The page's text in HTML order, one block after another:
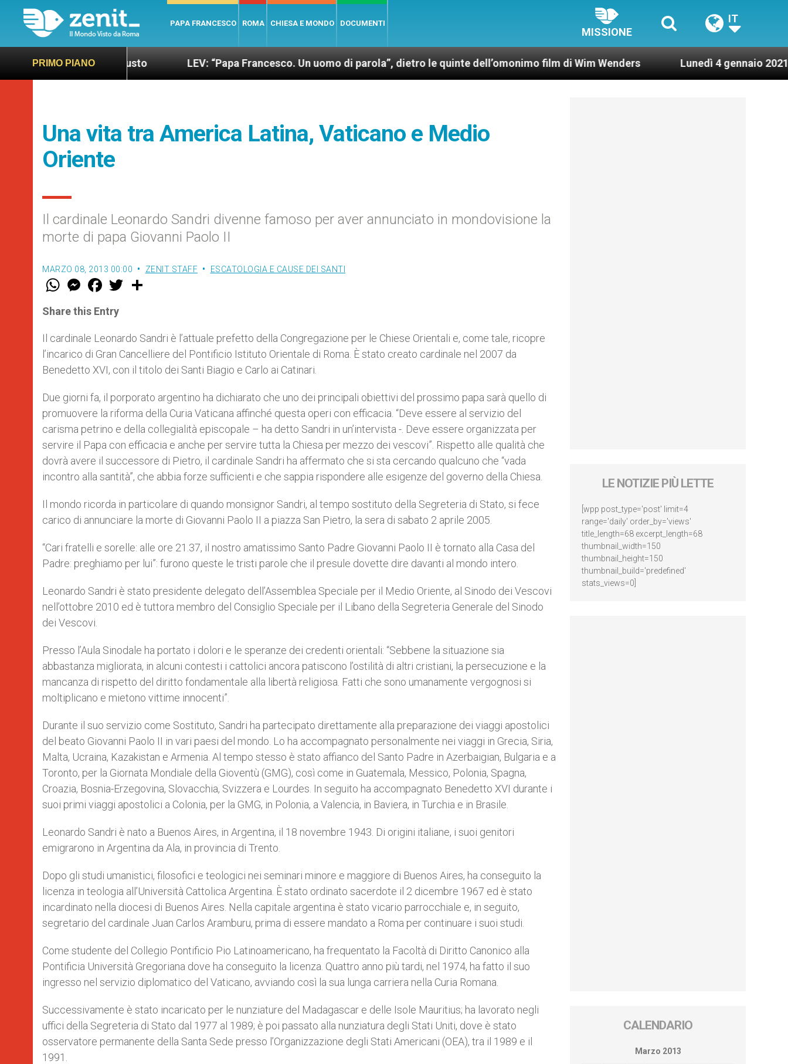
PAPA FRANCESCO ROMA CHIESA E MONDO DOCUMENTI
MISSIONE
IT
PRIMO PIANO
sano e giusto LEV: “Papa Francesco. Un uomo di parola”, dietro le quinte dell’omonimo film di Wim Wenders Lunedì 4 gennaio 2021: Possesso
Una vita tra America Latina, Vaticano e Medio
Oriente
Il cardinale Leonardo Sandri divenne famoso per aver annunciato in mondovisione la
morte di papa Giovanni Paolo II
MARZO 08, 2013 00:00 ZENIT STAFF ESCATOLOGIA E CAUSE DEI SANTI
W
t
s
p
p
M
e
s
e
g
e
r
F
a
e
b
o
k
w
r
Share this Entry
Il cardinale Leonardo Sandri è l’attuale prefetto della Congregazione per le Chiese Orientali e, come tale, ricopre
l’incarico di Gran Cancelliere del Pontificio Istituto Orientale di Roma. È stato creato cardinale nel 2007 da
Benedetto XVI, con il titolo dei Santi Biagio e Carlo ai Catinari.
Due giorni fa, il porporato argentino ha dichiarato che uno dei principali obiettivi del prossimo papa sarà quello di
promuovere la riforma della Curia Vaticana affinché questa operi con efficacia. “Deve essere al servizio del
carisma petrino e della collegialità episcopale – ha detto Sandri in un’intervista -. Deve essere organizzata per
servire il Papa con efficacia e anche per servire tutta la Chiesa per mezzo dei vescovi”. Rispetto alle qualità che
dovrà avere il successore di Pietro, il cardinale Sandri ha affermato che si sta cercando qualcuno che “vada
incontro alla santità”, che abbia forze sufficienti e che sappia rispondere alle esigenze del governo della Chiesa.
Il mondo ricorda in particolare di quando monsignor Sandri, al tempo sostituto della Segreteria di Stato, si fece
carico di annunciare la morte di Giovanni Paolo II a piazza San Pietro, la sera di sabato 2 aprile 2005.
“Cari fratelli e sorelle: alle ore 21.37, il nostro amatissimo Santo Padre Giovanni Paolo II è tornato alla Casa del
Padre: preghiamo per lui”: furono queste le tristi parole che il presule dovette dire davanti al mondo intero.
Leonardo Sandri è stato presidente delegato dell’Assemblea Speciale per il Medio Oriente, al Sinodo dei Vescovi
nell’ottobre 2010 ed è tuttora membro del Consiglio Speciale per il Libano della Segreteria Generale del Sinodo
dei Vescovi.
Presso l’Aula Sinodale ha portato i dolori e le speranze dei credenti orientali: “Sebbene la situazione sia
abbastanza migliorata, in alcuni contesti i cattolici ancora patiscono l’ostilità di altri cristiani, la persecuzione e la
mancanza di rispetto del diritto fondamentale alla libertà religiosa. Fatti che sono umanamente vergognosi si
moltiplicano e mietono vittime innocenti”.
Durante il suo servizio come Sostituto, Sandri ha partecipato direttamente alla preparazione dei viaggi apostolici
del beato Giovanni Paolo II in vari paesi del mondo. Lo ha accompagnato personalmente nei viaggi in Grecia, Siria,
Malta, Ucraina, Kazakistan e Armenia. Al tempo stesso è stato affianco del Santo Padre in Azerbaigian, Bulgaria e a
Toronto, per la Giornata Mondiale della Gioventù (GMG), così come in Guatemala, Messico, Polonia, Spagna,
Croazia, Bosnia-Erzegovina, Slovacchia, Svizzera e Lourdes. In seguito ha accompagnato Benedetto XVI durante i
suoi primi viaggi apostolici a Colonia, per la GMG, in Polonia, a Valencia, in Baviera, in Turchia e in Brasile.
Leonardo Sandri è nato a Buenos Aires, in Argentina, il 18 novembre 1943. Di origini italiane, i suoi genitori
emigrarono in Argentina da Ala, in provincia di Trento.
Dopo gli studi umanistici, filosofici e teologici nei seminari minore e maggiore di Buenos Aires, ha conseguito la
licenza in teologia all’Università Cattolica Argentina. È stato ordinato sacerdote il 2 dicembre 1967 ed è stato
incardinato nella diocesi di Buenos Aires. Nella capitale argentina è stato vicario parrocchiale e, in seguito,
segretario del cardinale Juan Carlos Aramburu, prima di essere mandato a Roma per continuare i suoi studi.
Come studente del Collegio Pontificio Pio Latinoamericano, ha frequentato la Facoltà di Diritto Canonico alla
Pontificia Università Gregoriana dove ha conseguito la licenza. Quattro anno più tardi, nel 1974, ha fatto il suo
ingresso nel servizio diplomatico del Vaticano, avviando così la sua lunga carriera nella Curia Romana.
Successivamente è stato incaricato per le nunziature del Madagascar e delle Isole Mauritius; ha lavorato negli
uffici della Segreteria di Stato dal 1977 al 1989; è poi passato alla nunziatura degli Stati Uniti, dove è stato
osservatore permanente della Santa Sede presso l’Organizzazione degli Stati Americani (OEA), tra il 1989 e il
1991.
LE NOTIZIE PIÙ LETTE
[wpp post_type='post' limit=4
range='daily' order_by='views'
title_length=68 excerpt_length=68
thumbnail_width=150
thumbnail_height=150
thumbnail_build='predefined'
stats_views=0]
CALENDARIO
Marzo 2013